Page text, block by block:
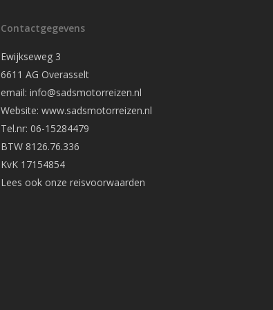
Contactgegevens
Ewijkseweg 3
6611 AG Overasselt
email: info@sadsmotorreizen.nl
Website: www.sadsmotorreizen.nl
Tel.nr: 06-15284479
BTW 8126.76.336
KvK 17154854
Lees ook onze reisvoorwaarden